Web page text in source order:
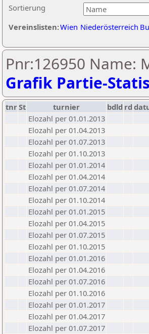
Sortierung
Vereinslisten:Wien Niederösterreich
Pnr:126950 Name:
Grafik Partie-
tnrSt turnier bdld rd
Elozahl per 01.01.2013
Elozahl per 01.04.2013
Elozahl per 01.07.2013
Elozahl per 01.10.2013
Elozahl per 01.01.2014
Elozahl per 01.04.2014
Elozahl per 01.07.2014
Elozahl per 01.10.2014
Elozahl per 01.01.2015
Elozahl per 01.04.2015
Elozahl per 01.07.2015
Elozahl per 01.10.2015
Elozahl per 01.01.2016
Elozahl per 01.04.2016
Elozahl per 01.07.2016
Elozahl per 01.10.2016
Elozahl per 01.01.2017
Elozahl per 01.04.2017
Elozahl per 01.07.2017